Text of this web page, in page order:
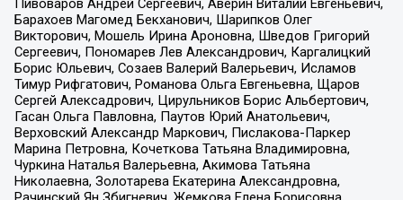
Пивоваров Андрей Сергеевич, Аверин Виталий Евгеньевич,
Барахоев Магомед Бекханович, Шарипков Олег
Викторович, Мошель Ирина Ароновна, Шведов Григорий
Сергеевич, Пономарев Лев Александрович, Каргалицкий
Борис Юльевич, Созаев Валерий Валерьевич, Исламов
Тимур Рифгатович, Романова Ольга Евгеньевна, Щаров
Сергей Алексадрович, Цирульников Борис Альбертович,
Гасан Ольга Павловна, Паутов Юрий Анатольевич,
Верховский Александр Маркович, Пислакова-Паркер
Марина Петровна, Кочеткова Татьяна Владимировна,
Чуркина Наталья Валерьевна, Акимова Татьяна
Николаевна, Золотарева Екатерина Александровна,